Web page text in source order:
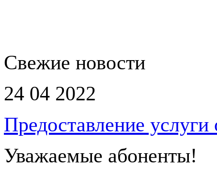
Свежие новости
24 04 2022
Предоставление
Уважаемые абоненты!